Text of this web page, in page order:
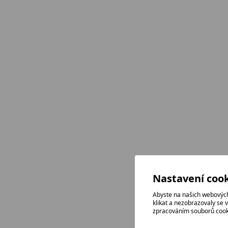
Nastavení
Abyste na našich
klikat a nezobrazovaly se
zpracováním souborů